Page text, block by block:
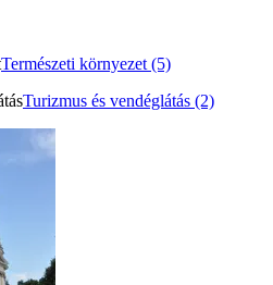
Természeti környezet (5)
Turizmus és vendéglátás (2)